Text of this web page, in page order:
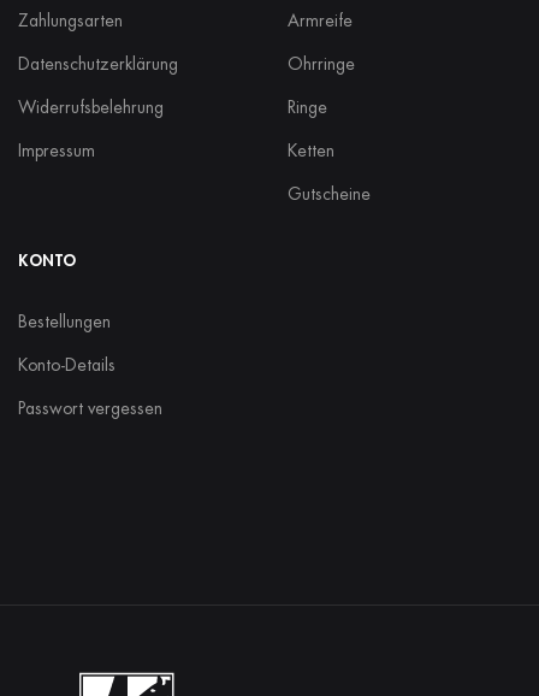
Zahlungsarten
Datenschutzerklärung
Widerrufsbelehrung
Impressum
Armreife
Ohrringe
Ringe
Ketten
Gutscheine
KONTO
Bestellungen
Konto-Details
Passwort vergessen